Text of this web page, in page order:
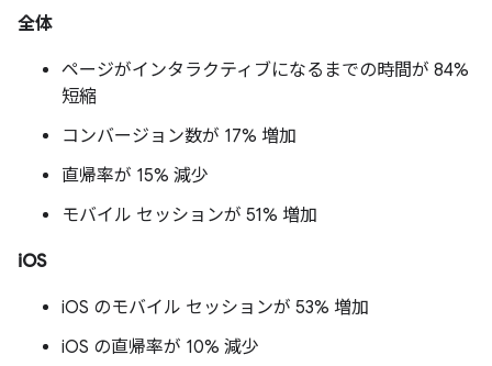
全体
ページがインタラクティブになるまでの時間が 84%
短縮
コンバージョン数が 17% 増加
直帰率が 15% 減少
モバイル セッションが 51% 増加
iOS
iOS のモバイル セッションが 53% 増加
iOS の直帰率が 10% 減少